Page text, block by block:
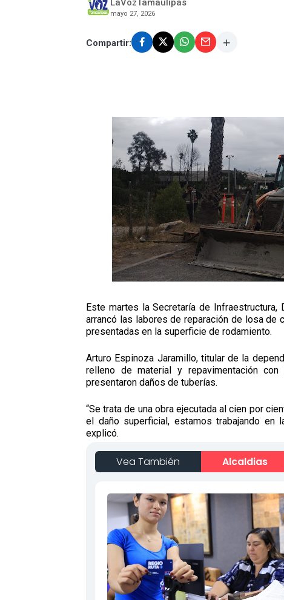
LaVozTamaulipas
mayo 27, 2026
Compartir:
Este martes la Secretaría de Infraestructura,
arrancó las labores de reparación de losa de
presentadas en la superficie de rodamiento.
Arturo Espinoza Jaramillo, titular de la
relleno de material y repavimentación
presentaron daños de tuberías.
“Se trata de una obra ejecutada al cien por
el daño superficial, estamos trabajando en
explicó.
Vea También Alcaldias